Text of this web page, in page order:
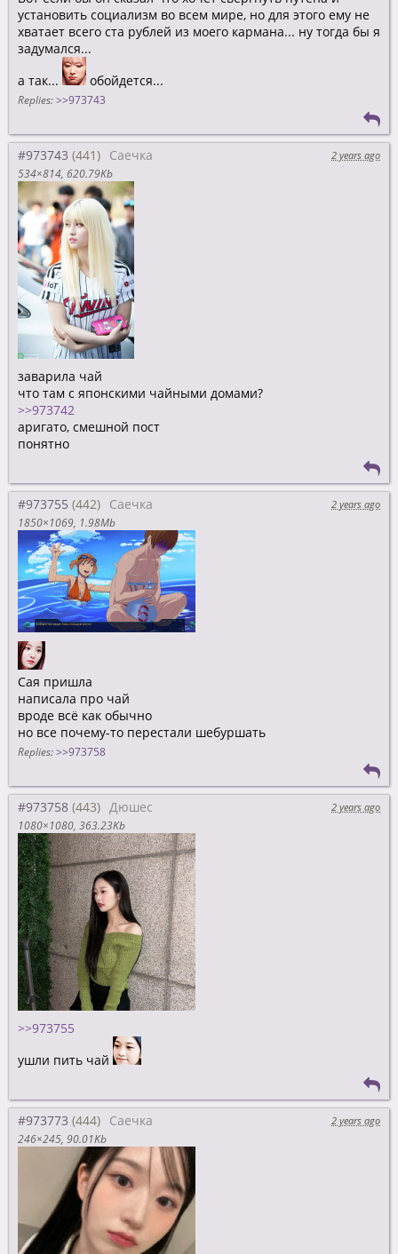
установить социализм во всем мире, но для этого ему не
хватает всего ста рублей из моего кармана... ну тогда бы я
задумался...
а так...
обойдется...
Replies: >>973743
#973743 Саечка
2 years ago
534×814 620.79Kb
заварила чай
что там с японскими чайными домами?
>>973742
аригато, смешной пост
понятно
#973755 Саечка
2 years ago
1850×1069 1.98Mb
Сая пришла
написала про чай
вроде всё как обычно
но все почему-то перестали шебуршать
Replies: >>973758
#973758 Дюшес
2 years ago
1080×1080 363.23Kb
>>973755
ушли пить чай
#973773 Саечка
2 years ago
246×245 90.01Kb